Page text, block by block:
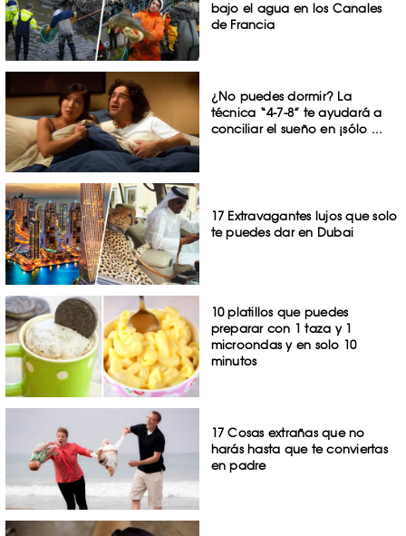
bajo el agua en los Canales
de Francia
¿No puedes dormir? La
técnica “4-7-8” te ayudará a
conciliar el sueño en ¡sólo ...
17 Extravagantes lujos que solo
te puedes dar en Dubai
10 platillos que puedes
preparar con 1 taza y 1
microondas y en solo 10
minutos
17 Cosas extrañas que no
harás hasta que te conviertas
en padre